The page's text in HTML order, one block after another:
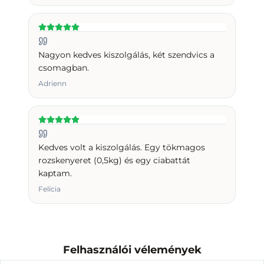
Nagyon kedves kiszolgálás, két szendvics a
csomagban.
Adrienn
Kedves volt a kiszolgálás. Egy tökmagos
rozskenyeret (0,5kg) és egy ciabattát
kaptam.
Felícia
Felhasználói vélemények